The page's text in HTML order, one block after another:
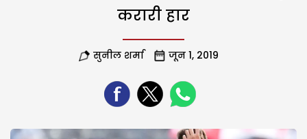
करारी हार
सुनील शर्मा जून 1, 2019